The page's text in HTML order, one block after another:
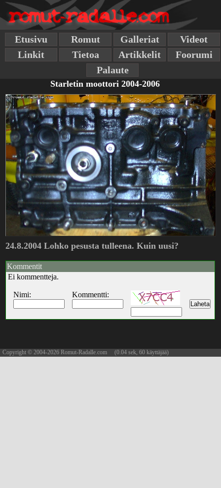
Etusivu Romut Galleriat
Videot
Linkit
Tietoa Artikkelit
Foorumi
Palaute
Starletin moottori 2004-2006
24.8.2004 Lohko pesusta tulleena. Kuin uusi?
Kommentit
Ei kommentteja.
Nimi: Kommentti:
Copyright © 2004-2026 Romut-Radalle.com (0.04 sek, 60 käyttäjää)